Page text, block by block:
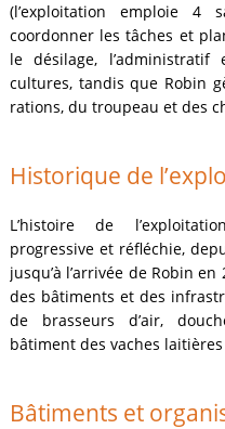
(l’exploitation emploie
coordonner les tâches et
le désilage,
cultures, tandis que Robin
rations, du troupeau et des
Historique de
L’histoire de
progressive et réfléchie,
jusqu’à l’arrivée de Robin
des bâtiments et des
de brasseurs d’air,
bâtiment des vaches
Bâtiments et